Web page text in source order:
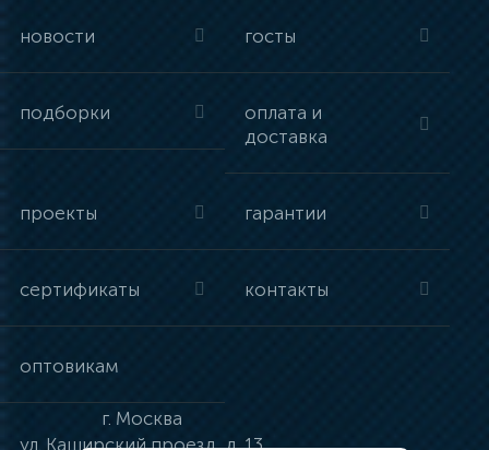
новости госты
подборки
оплата и
доставка
проекты гарантии
сертификаты контакты
оптовикам
г. Москва
ул. Каширский проезд, д. 13